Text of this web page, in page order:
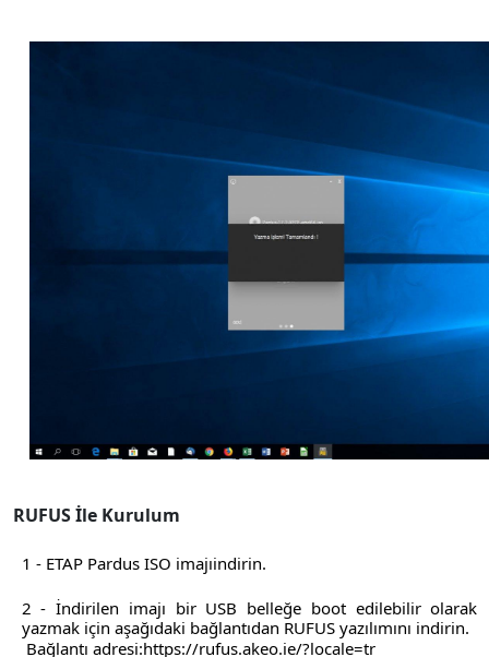
RUFUS İle Kurulum
1 - ETAP Pardus ISO imajıindirin.
2 - İndirilen imajı bir USB belleğe boot edilebilir olarak
yazmak için aşağıdaki bağlantıdan RUFUS yazılımını indirin.
Bağlantı adresi:https://rufus.akeo.ie/?locale=tr